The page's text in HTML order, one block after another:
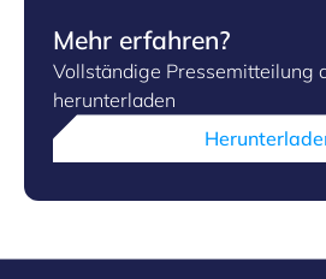
Mehr erfahren?
Vollständige Pressemitteilung
herunterladen